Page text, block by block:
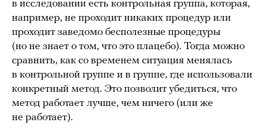
в исследовании есть контрольная группа, которая,
например, не проходит никаких процедур или
проходит заведомо бесполезные процедуры
(но не знает о том, что это плацебо). Тогда можно
сравнить, как со временем ситуация менялась
в контрольной группе и в группе, где использовали
конкретный метод. Это позволит убедиться, что
метод работает лучше, чем ничего (или же
не работает).